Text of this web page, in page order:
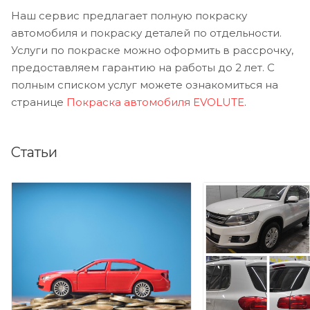
Наш сервис предлагает полную покраску
автомобиля и покраску деталей по отдельности.
Услуги по покраске можно оформить в рассрочку,
предоставляем гарантию на работы до 2 лет. С
полным списком услуг можете ознакомиться на
странице Покраска автомобиля EVOLUTE.
Статьи